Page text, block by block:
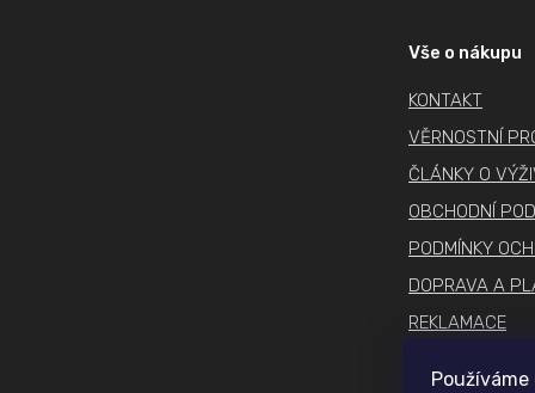
Vše o nákupu
KONTAKT
VĚRNOSTNÍ
ČLÁNKY O
OBCHODNÍ
PODMÍNKY
DOPRAVA A
REKLAMACE